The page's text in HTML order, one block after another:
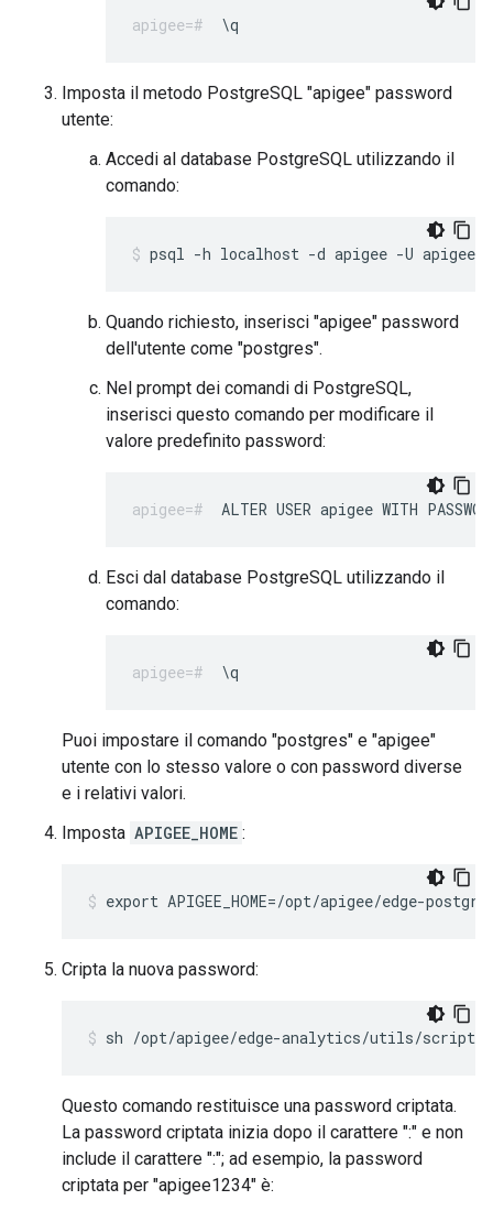
\q
Imposta il metodo PostgreSQL "apigee" password
utente:
Accedi al database PostgreSQL utilizzando il
comando:
psql -h localhost -d apigee -U apigee
Quando richiesto, inserisci "apigee" password
dell'utente come "postgres".
Nel prompt dei comandi di PostgreSQL,
inserisci questo comando per modificare il
valore predefinito password:
ALTER USER apigee WITH
Esci dal database PostgreSQL utilizzando il
comando:
\q
Puoi impostare il comando "postgres" e "apigee"
utente con lo stesso valore o con password diverse
e i relativi valori.
Imposta APIGEE_HOME :
export APIGEE_HOME=/opt/apigee/edge-
Cripta la nuova password:
sh /opt/apigee/edge-analytics/utils/
Questo comando restituisce una password criptata.
La password criptata inizia dopo il carattere ":" e non
include il carattere ":"; ad esempio, la password
criptata per "apigee1234" è: